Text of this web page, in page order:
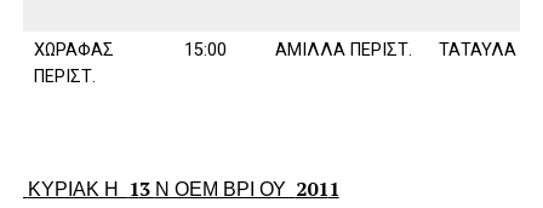
ΧΩΡΑΦΑΣ
ΠΕΡΙΣΤ.
15:00 ΑΜΙΛΛΑ ΠΕΡΙΣΤ. ΤΑΤΑΥΛΑ
ΚΥΡΙΑΚ Η 13 Ν ΟΕΜ ΒΡΙ ΟΥ 2011